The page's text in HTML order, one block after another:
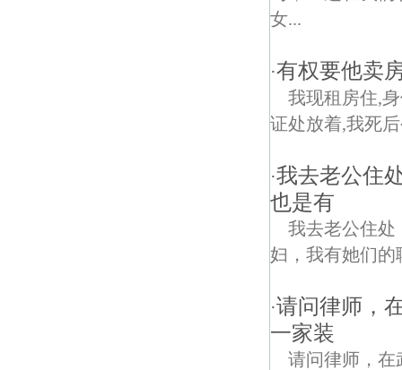
女...
·有权要他卖
我现租房住,
证处放着,我死
·我去老公住
也是有
我去老公住处
妇，我有她们的
·请问律师，
一家装
请问律师，在